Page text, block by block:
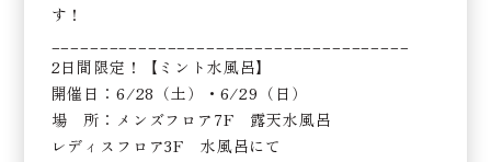
す！
2日間限定！【ミント水風呂】
開催日：6/28（土）・6/29（日）
場 所：メンズフロア7F 露天水風呂
レディスフロア3F 水風呂にて